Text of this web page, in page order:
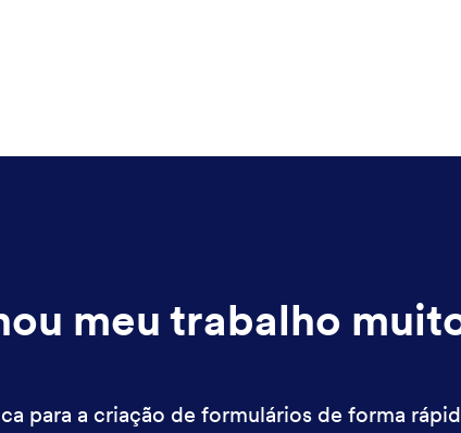
meu trabalho
para a criação de formulários de forma